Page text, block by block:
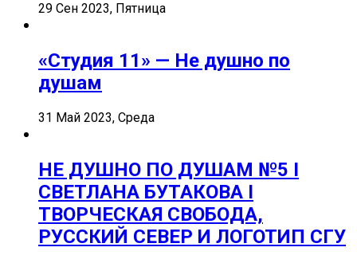
29 Сен 2023, Пятница
«Студия 11» — Не душно по
душам
31 Май 2023, Среда
НЕ ДУШНО ПО ДУШАМ №5 I
СВЕТЛАНА БУТАКОВА I
ТВОРЧЕСКАЯ СВОБОДА,
РУССКИЙ СЕВЕР И ЛОГОТИП СГУ